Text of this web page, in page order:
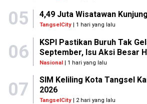
05 4,49 Juta Wisatawan
TangselCity | 1 hari yang lalu
06
KSPI Pastikan Buruh Tak
September, Isu Aksi Besar
Nasional| 1 hari yang lalu
07
SIM Keliling Kota Tangsel
2026
TangselCity| 2 hari yang lalu